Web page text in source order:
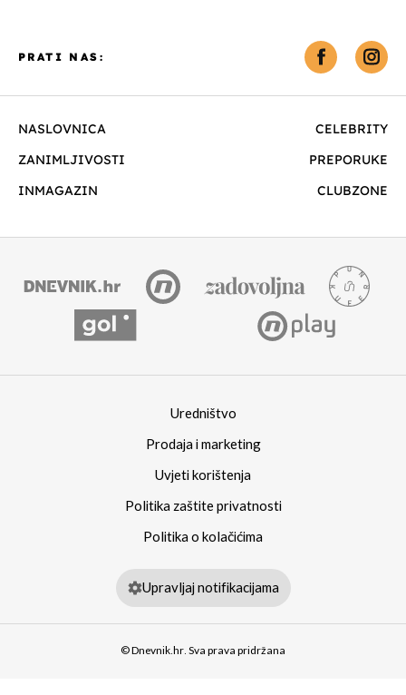
NASLOVNICA
CELEBRITY
ZANIMLJIVOSTI
PREPORUKE
INMAGAZIN
CLUBZONE
PRATI NAS:
Uredništvo
Prodaja i marketing
Uvjeti korištenja
Politika zaštite privatnosti
Politika o kolačićima
Upravljaj notifikacijama
© Dnevnik.hr. Sva prava pridržana